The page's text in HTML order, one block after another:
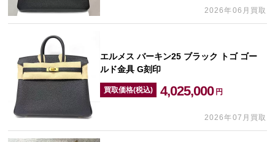
2026年06月買取
エルメス バーキン25 ブラック トゴ ゴー
ルド金具 G刻印
買取価格(税込) 4,025,000 円
2026年07月買取